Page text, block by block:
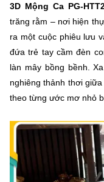
3D Mộng Ca PG-
trăng rằm – nơi hiện
ra một cuộc phiêu lưu
đứa trẻ tay cầm đèn
làn mây bồng bềnh.
nghiêng thảnh thơi
theo từng ước mơ nhỏ